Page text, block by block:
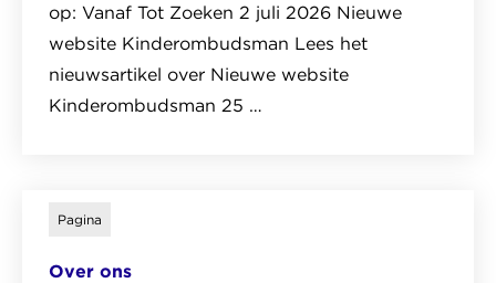
op: Vanaf Tot Zoeken 2 juli 2026 Nieuwe
website Kinderombudsman Lees het
nieuwsartikel over Nieuwe website
Kinderombudsman 25 …
pagina
Nieuws
Pagina
Over ons